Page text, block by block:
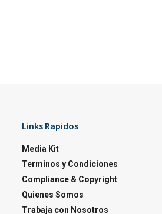
Links Rapidos
Media Kit
Terminos y Condiciones
Compliance & Copyright
Quienes Somos
Trabaja con Nosotros